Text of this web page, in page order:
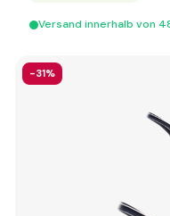
Versand innerhalb von
-31%